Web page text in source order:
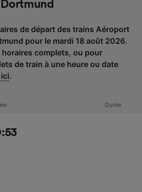
de départ des trains Aéroport
pour le mardi 18 août 2026.
complets, ou pour
de train à une heure ou date
.
Durée